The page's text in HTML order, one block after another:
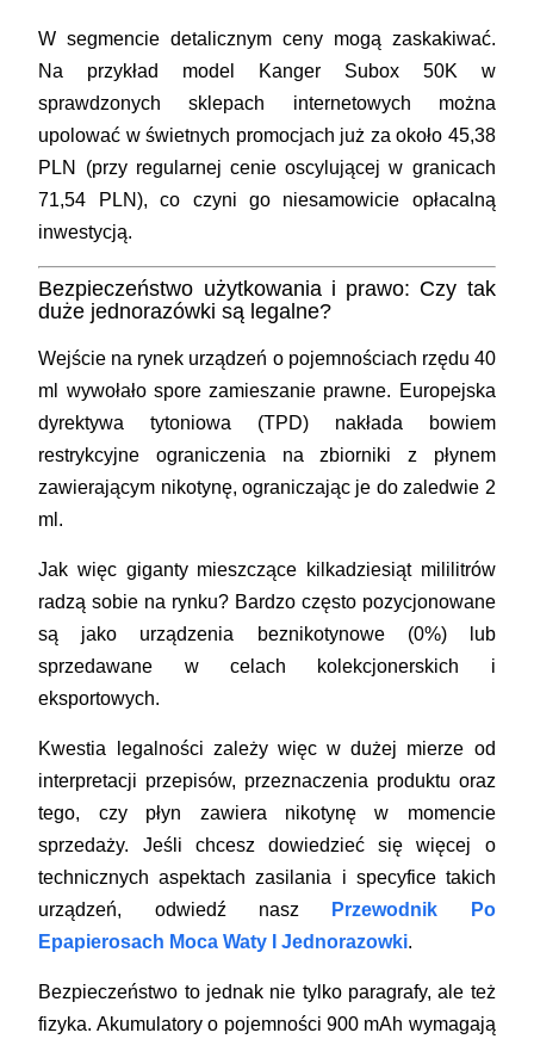
W segmencie detalicznym ceny mogą zaskakiwać.
Na przykład model Kanger Subox 50K w
sprawdzonych sklepach internetowych można
upolować w świetnych promocjach już za około 45,38
PLN (przy regularnej cenie oscylującej w granicach
71,54 PLN), co czyni go niesamowicie opłacalną
inwestycją.
Bezpieczeństwo użytkowania i prawo: Czy tak
duże jednorazówki są legalne?
Wejście na rynek urządzeń o pojemnościach rzędu 40
ml wywołało spore zamieszanie prawne. Europejska
dyrektywa tytoniowa (TPD) nakłada bowiem
restrykcyjne ograniczenia na zbiorniki z płynem
zawierającym nikotynę, ograniczając je do zaledwie 2
ml.
Jak więc giganty mieszczące kilkadziesiąt mililitrów
radzą sobie na rynku? Bardzo często pozycjonowane
są jako urządzenia beznikotynowe (0%) lub
sprzedawane w celach kolekcjonerskich i
eksportowych.
Kwestia legalności zależy więc w dużej mierze od
interpretacji przepisów, przeznaczenia produktu oraz
tego, czy płyn zawiera nikotynę w momencie
sprzedaży. Jeśli chcesz dowiedzieć się więcej o
technicznych aspektach zasilania i specyfice takich
urządzeń, odwiedź nasz
Przewodnik Po
Epapierosach Moca Waty I Jednorazowki.
Bezpieczeństwo to jednak nie tylko paragrafy, ale też
fizyka. Akumulatory o pojemności 900 mAh wymagają